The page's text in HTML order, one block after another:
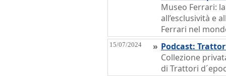
Museo Ferrari:
all’esclusività e
Ferrari nel
15/07/2024 » Podcast:
Collezione
di Trattori